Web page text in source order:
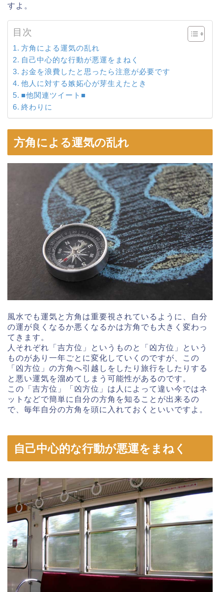
すよ。
目次
方角による運気の乱れ
自己中心的な行動が悪運をまねく
お金を浪費したと思ったら注意が必要です
他人に対する嫉妬心が芽生えたとき
■他関連ツイート■
終わりに
方角による運気の乱れ
風水でも運気と方角は重要視されているように、自分
の運が良くなるか悪くなるかは方角でも大きく変わっ
てきます。
人それぞれ「吉方位」というものと「凶方位」という
ものがあり一年ごとに変化していくのですが、この
「凶方位」の方角へ引越しをしたり旅行をしたりする
と悪い運気を溜めてしまう可能性があるのです。
この「吉方位」「凶方位」は人によって違い今ではネ
ットなどで簡単に自分の方角を知ることが出来るの
で、毎年自分の方角を頭に入れておくといいですよ。
自己中心的な行動が悪運をまねく